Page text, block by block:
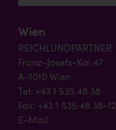
Wien
REICHLUNDPARTNER
Franz-Josefs-Kai 47
A-1010 Wien
Tel: +43 1 535 48 38
Fax: +43 1 535 48 38-12
E-Mail